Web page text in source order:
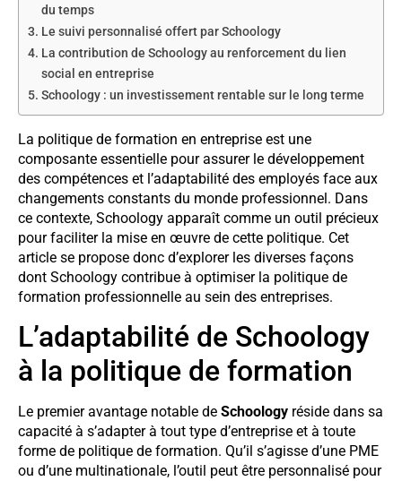
du temps
Le suivi personnalisé offert par Schoology
La contribution de Schoology au renforcement du lien
social en entreprise
Schoology : un investissement rentable sur le long terme
La politique de formation en entreprise est une
composante essentielle pour assurer le développement
des compétences et l’adaptabilité des employés face aux
changements constants du monde professionnel. Dans
ce contexte, Schoology apparaît comme un outil précieux
pour faciliter la mise en œuvre de cette politique. Cet
article se propose donc d’explorer les diverses façons
dont Schoology contribue à optimiser la politique de
formation professionnelle au sein des entreprises.
L’adaptabilité de Schoology
à la politique de formation
Le premier avantage notable de Schoology réside dans sa
capacité à s’adapter à tout type d’entreprise et à toute
forme de politique de formation. Qu’il s’agisse d’une PME
ou d’une multinationale, l’outil peut être personnalisé pour